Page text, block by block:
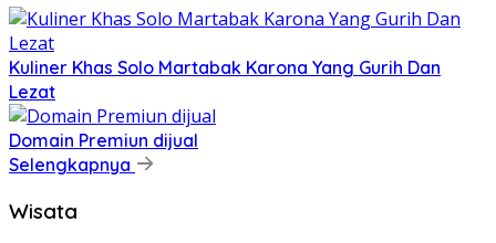
Kuliner Khas Solo Martabak Karona Yang Gurih Dan
Lezat
Domain Premiun dijual
Selengkapnya
Wisata